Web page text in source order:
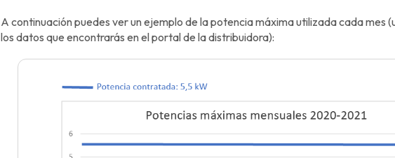
A continuación puedes ver un ejemplo de la potencia máxima utilizada cada mes
los datos que encontrarás en el portal de la distribuidora):